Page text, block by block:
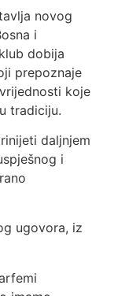
novog
i
dobija
prepoznaje
koje
tradiciju.
daljnjem
i
ugovora, iz